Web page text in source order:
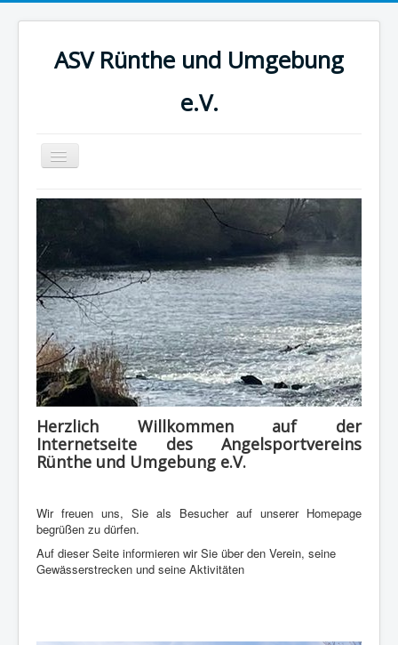
ASV Rünthe und Umgebung
e.V.
Toggle
Navigation
Home
Aktuelles
Termine
Casting
Jugend
Mitgliedschaft
Vorstand
Impressum
Datenschutz
Herzlich Willkommen auf der
Internetseite des Angelsportvereins
Rünthe und Umgebung e.V.
Wir freuen uns, Sie als Besucher auf unserer Homepage
begrüßen zu dürfen.
Auf dieser Seite informieren wir Sie über den Verein, seine
Gewässerstrecken und seine Aktivitäten